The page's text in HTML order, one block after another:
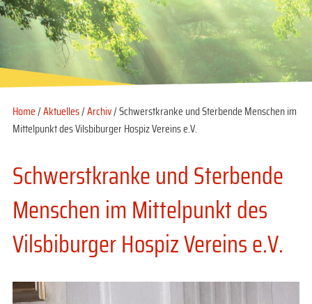
Home/Aktuelles/Archiv/ Schwerstkranke und Sterbende Menschen im
Mittelpunkt des Vilsbiburger Hospiz Vereins e.V.
Schwerstkranke und Sterbende
Menschen im Mittelpunkt des
Vilsbiburger Hospiz Vereins e.V.